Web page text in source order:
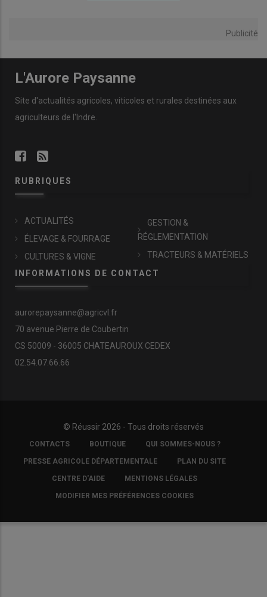
Publicité
L'Aurore Paysanne
Site d'actualités agricoles, viticoles et rurales destinées aux
agriculteurs de l'Indre.
RUBRIQUES
ACTUALITÉS
ÉLEVAGE & FOURRAGE
CULTURES & VIGNE
GESTION &
RÉGLEMENTATION
TRACTEURS & MATÉRIELS
INFORMATIONS DE CONTACT
aurorepaysanne@agricvl.fr
70 avenue Pierre de Coubertin
CS 50009 - 36005 CHATEAUROUX CEDEX
02.54.07.66.66
© Réussir 2026 - Tous droits réservés
FOOTER
COPYRIGHT
CONTACTS BOUTIQUE QUI SOMMES-NOUS ?
PRESSE AGRICOLE DÉPARTEMENTALE PLAN DU SITE
CENTRE D'AIDE MENTIONS LÉGALES
MODIFIER MES PRÉFÉRENCES COOKIES